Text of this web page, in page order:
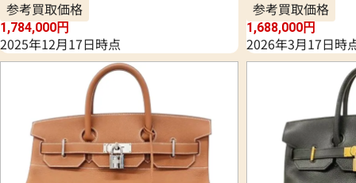
参考買取価格
1,784,000円
2025年12月17日時点
参考買取価格
1,688,000円
2026年3月17日時